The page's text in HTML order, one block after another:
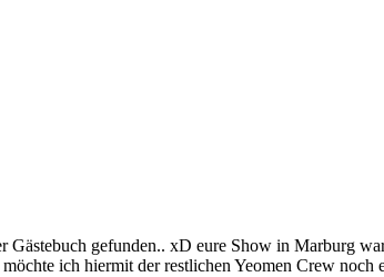
gefunden.. xD eure Show in Marburg
ich hiermit der restlichen Yeomen Crew noch